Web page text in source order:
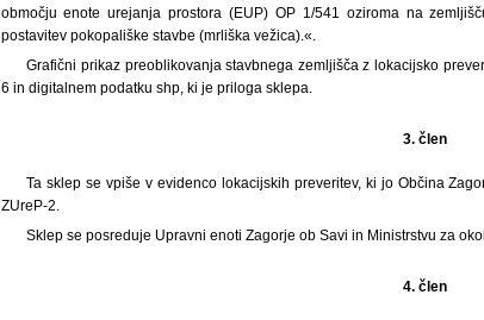
območju enote urejanja prostora (EUP) OP 1/541 oziroma na
postavitev pokopališke stavbe (mrliška vežica).«.
Grafični prikaz preoblikovanja stavbnega zemljišča z lokacijsko
6 in digitalnem podatku shp, ki je priloga sklepa.
3. člen
Ta sklep se vpiše v evidenco lokacijskih preveritev, ki jo Občina
ZUreP-2.
Sklep se posreduje Upravni enoti Zagorje ob Savi in Ministrstvu za
4. člen